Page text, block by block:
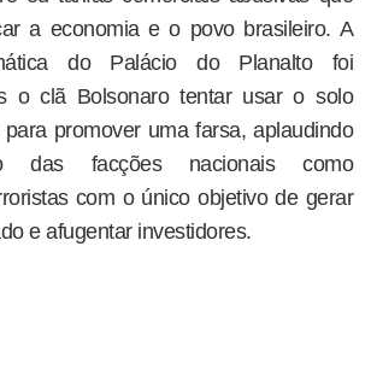
a economia e o povo brasileiro. A
do Palácio do Planalto foi
o clã Bolsonaro tentar usar o solo
promover uma farsa, aplaudindo
das facções nacionais como
com o único objetivo de gerar
e afugentar investidores.